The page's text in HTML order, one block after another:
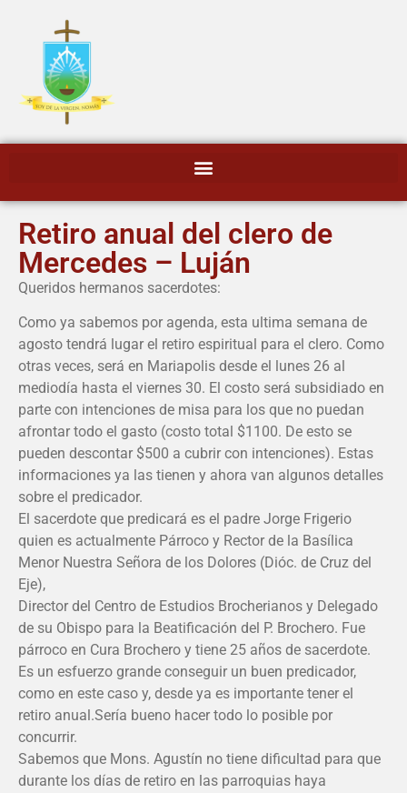
Retiro anual del clero de
Mercedes – Luján
Queridos hermanos sacerdotes:
Como ya sabemos por agenda, esta ultima semana de
agosto tendrá lugar el retiro espiritual para el clero. Como
otras veces, será en Mariapolis desde el lunes 26 al
mediodía hasta el viernes 30. El costo será subsidiado en
parte con intenciones de misa para los que no puedan
afrontar todo el gasto (costo total $1100. De esto se
pueden descontar $500 a cubrir con intenciones). Estas
informaciones ya las tienen y ahora van algunos detalles
sobre el predicador.
El sacerdote que predicará es el padre Jorge Frigerio
quien es actualmente Párroco y Rector de la Basílica
Menor Nuestra Señora de los Dolores (Dióc. de Cruz del
Eje),
Director del Centro de Estudios Brocherianos y Delegado
de su Obispo para la Beatificación del P. Brochero. Fue
párroco en Cura Brochero y tiene 25 años de sacerdote.
Es un esfuerzo grande conseguir un buen predicador,
como en este caso y, desde ya es importante tener el
retiro anual.Sería bueno hacer todo lo posible por
concurrir.
Sabemos que Mons. Agustín no tiene dificultad para que
durante los días de retiro en las parroquias haya